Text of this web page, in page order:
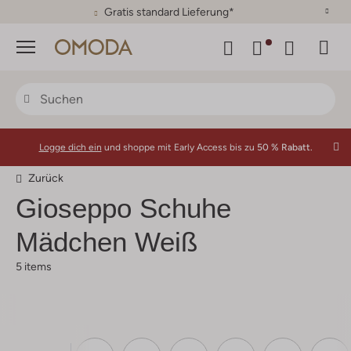
30 Tage Rückgaberecht
Menü
Logge dich ein und shoppe mit Early Access bis zu 50 % Rabatt.
Zurück
Gioseppo Schuhe
Mädchen Weiß
5 items